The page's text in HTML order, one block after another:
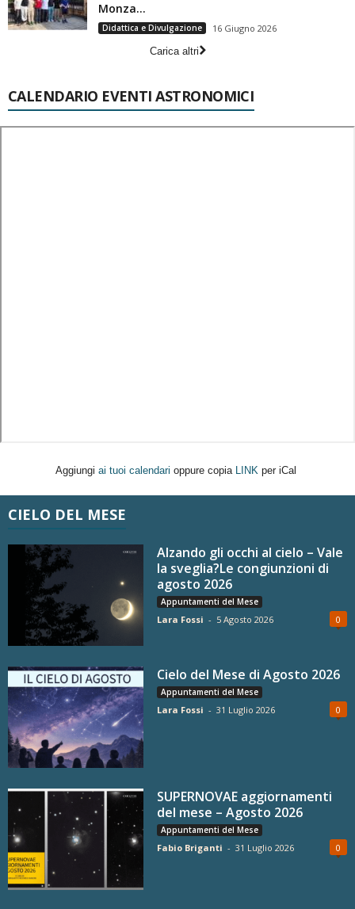
Monza...
Didattica e Divulgazione
16 Giugno 2026
Carica altri
CALENDARIO EVENTI ASTRONOMICI
Aggiungi ai tuoi calendari oppure copia LINK per iCal
CIELO DEL MESE
Alzando gli occhi al cielo – Vale
la sveglia?Le congiunzioni di
agosto 2026
Appuntamenti del Mese
Lara Fossi - 5 Agosto 2026 0
Cielo del Mese di Agosto 2026
Appuntamenti del Mese
Lara Fossi - 31 Luglio 2026 0
SUPERNOVAE aggiornamenti
del mese – Agosto 2026
Appuntamenti del Mese
Fabio Briganti - 31 Luglio 2026 0